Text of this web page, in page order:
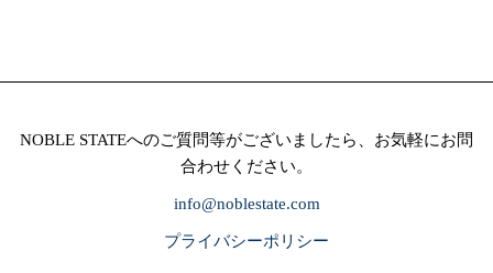
NOBLE STATEへのご質問等がございましたら、お気軽にお問
合わせください。
info@noblestate.com
プライバシーポリシー